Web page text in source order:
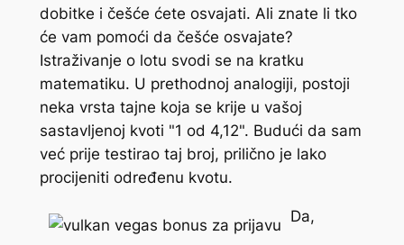
dobitke i češće ćete osvajati. Ali znate li tko
će vam pomoći da češće osvajate?
Istraživanje o lotu svodi se na kratku
matematiku. U prethodnoj analogiji, postoji
neka vrsta tajne koja se krije u vašoj
sastavljenoj kvoti "1 od 4,12". Budući da sam
već prije testirao taj broj, prilično je lako
procijeniti određenu kvotu.
Da,